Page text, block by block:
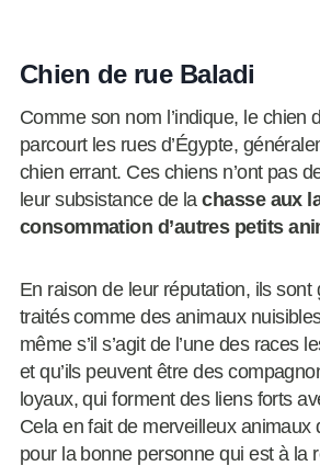
Chien de rue Baladi
Comme son nom l’indique, le chien
parcourt les rues d’Égypte,
chien errant. Ces chiens n’ont pas
leur subsistance de lachasse aux
consommation d’autres petits
En raison de leur réputation, ils sont
traités comme des animaux
même s’il s’agit de l’une des races
et qu’ils peuvent être des
loyaux, qui forment des liens forts
Cela en fait de merveilleux animaux
pour la bonne personne qui est à la